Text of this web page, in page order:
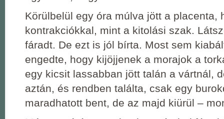
Körülbelül egy óra múlva jött a placenta,
kontrakciókkal, mint a kitolási szak.
fáradt. De ezt is jól bírta. Most sem
engedte, hogy kijöjjenek a morajok a
egy kicsit lassabban jött talán a vártnál,
aztán, és rendben találta, csak egy
maradhatott bent, de az majd kiürül –